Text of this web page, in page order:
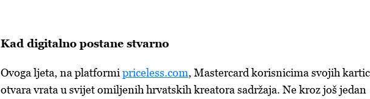
Kad digitalno postane stvarno
Ovoga ljeta, na platformi priceless.com, Mastercard korisnicima svojih
otvara vrata u svijet omiljenih hrvatskih kreatora sadržaja. Ne kroz još jedan